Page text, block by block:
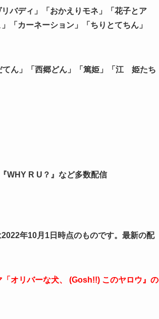
バディ」「おかえりモネ」「花子とア
「カーネーション」「ちりとてちん」
ん」「西郷どん」「篤姫」「江 姫たち
WHY R U？』など多数配信
年10月1日時点のものです。最新の配
オリバーな犬、 (Gosh!!) このヤロウ』の